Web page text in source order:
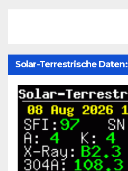
Solar-Terrestrische Daten: